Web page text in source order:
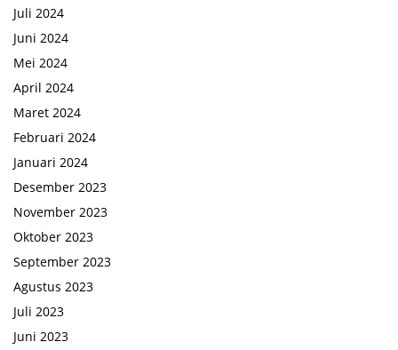
Juli 2024
Juni 2024
Mei 2024
April 2024
Maret 2024
Februari 2024
Januari 2024
Desember 2023
November 2023
Oktober 2023
September 2023
Agustus 2023
Juli 2023
Juni 2023